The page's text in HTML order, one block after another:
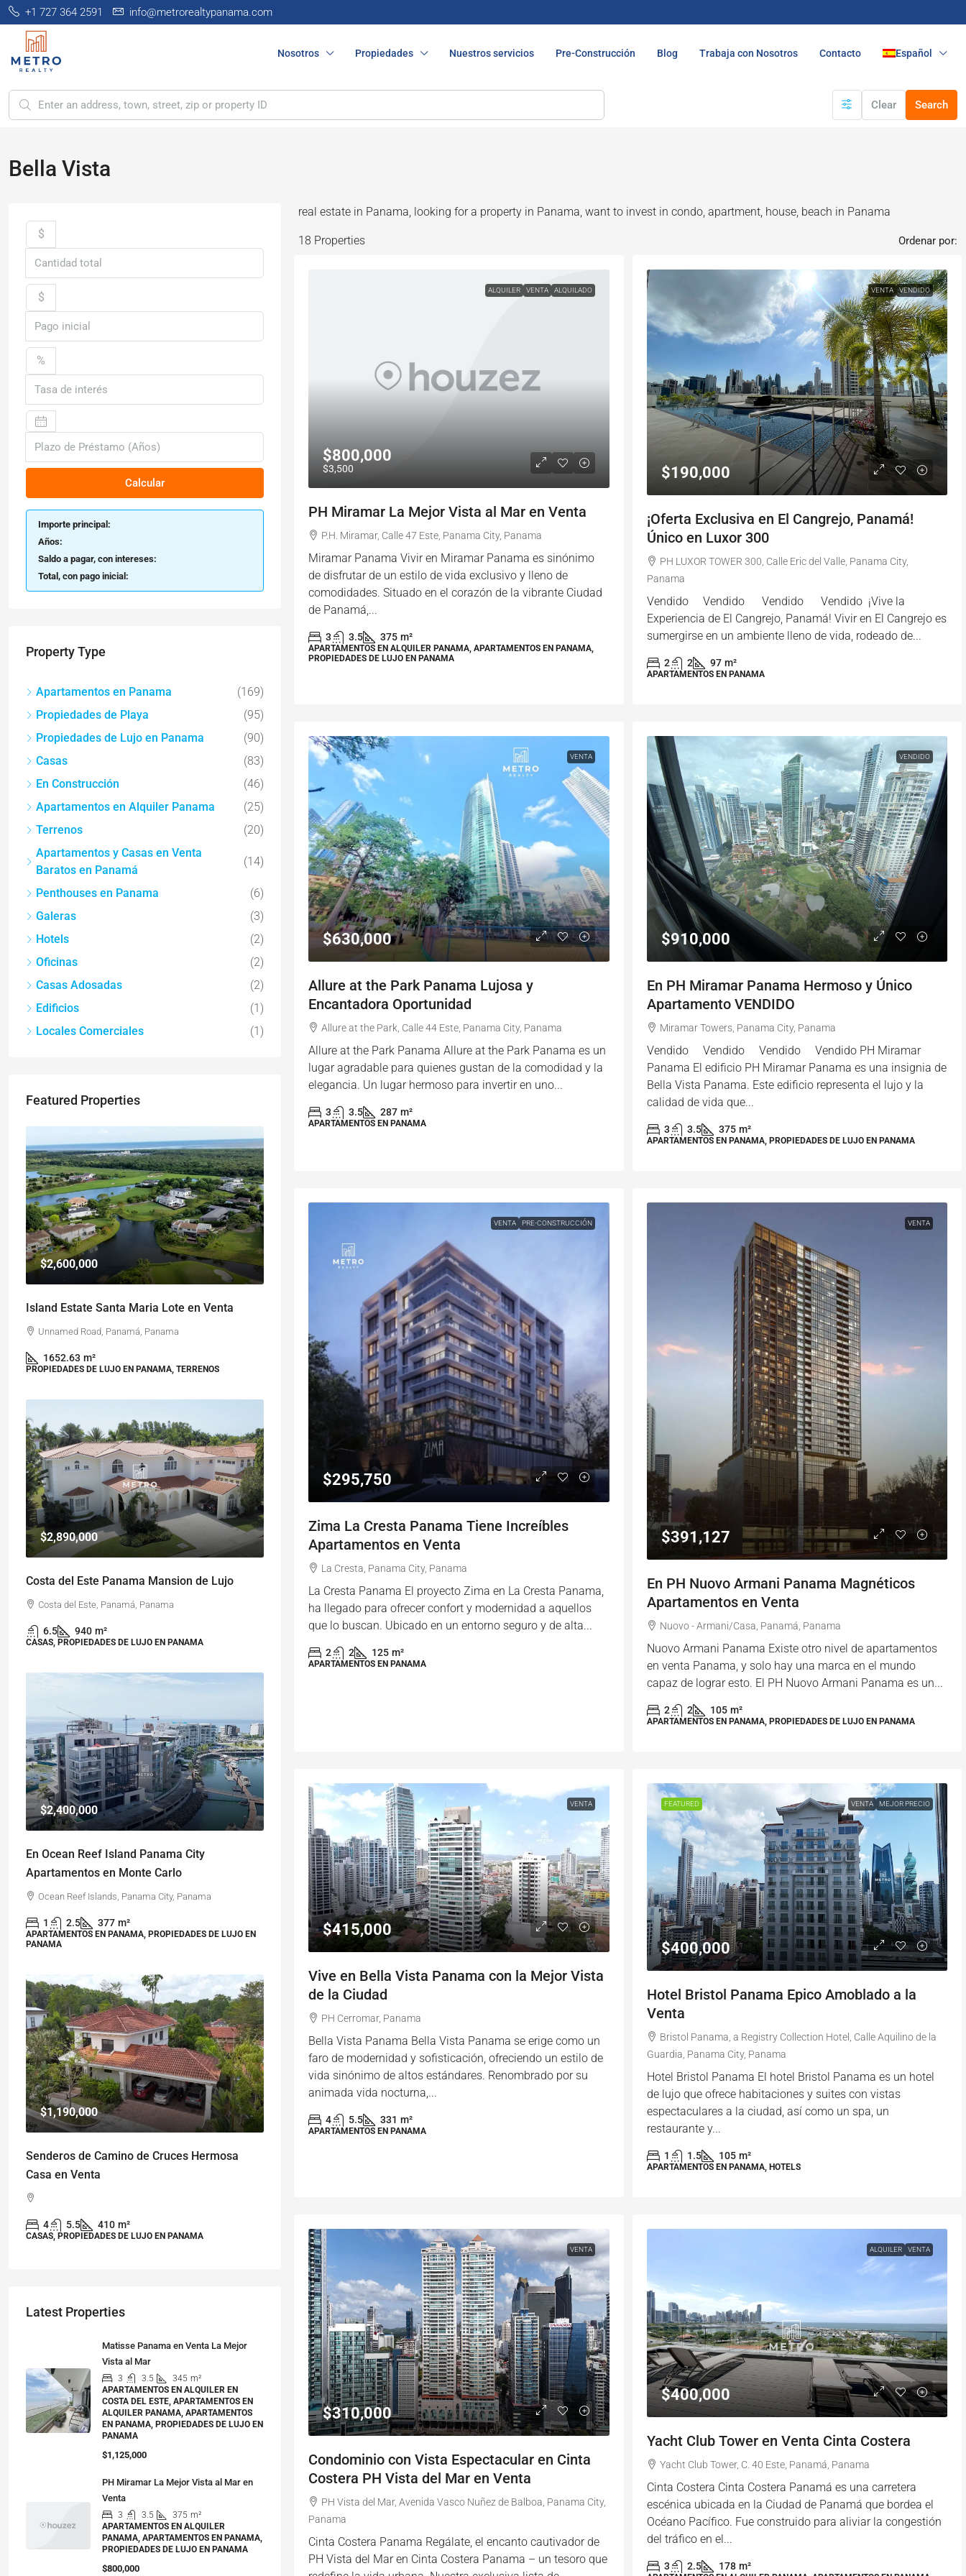
+1 727 364 2591 info@metrorealtypanama.com
Nosotros Propiedades Nuestros servicios Pre-Construcción Blog Trabaja con Nosotros Contacto Español
Clear Search
Bella Vista
real estate in Panama, looking for a property in Panama, want to invest in condo, apartment, house, beach in Panama
18 Properties Ordenar por:
ALQUILER VENTA ALQUILADO
$800,000
$3,500
PH Miramar La Mejor Vista al Mar en Venta
P.H. Miramar, Calle 47 Este, Panama City, Panama
Miramar Panama Vivir en Miramar Panama es sinónimo
de disfrutar de un estilo de vida exclusivo y lleno de
comodidades. Situado en el corazón de la vibrante Ciudad
de Panamá,...
3 3.5 375 m²
APARTAMENTOS EN ALQUILER PANAMA, APARTAMENTOS EN PANAMA,
PROPIEDADES DE LUJO EN PANAMA
VENTA VENDIDO
$190,000
¡Oferta Exclusiva en El Cangrejo, Panamá!
Único en Luxor 300
PH LUXOR TOWER 300, Calle Eric del Valle, Panama City,
Panama
Vendido Vendido Vendido Vendido ¡Vive la
Experiencia de El Cangrejo, Panamá! Vivir en El Cangrejo es
sumergirse en un ambiente lleno de vida, rodeado de...
2 2 97 m²
APARTAMENTOS EN PANAMA
VENTA
$630,000
Allure at the Park Panama Lujosa y
Encantadora Oportunidad
Allure at the Park, Calle 44 Este, Panama City, Panama
Allure at the Park Panama Allure at the Park Panama es un
lugar agradable para quienes gustan de la comodidad y la
elegancia. Un lugar hermoso para invertir en uno...
3 3.5 287 m²
APARTAMENTOS EN PANAMA
VENDIDO
$910,000
En PH Miramar Panama Hermoso y Único
Apartamento VENDIDO
Miramar Towers, Panama City, Panama
Vendido Vendido Vendido Vendido PH Miramar
Panama El edificio PH Miramar Panama es una insignia de
Bella Vista Panama. Este edificio representa el lujo y la
calidad de vida que...
3 3.5 375 m²
APARTAMENTOS EN PANAMA, PROPIEDADES DE LUJO EN PANAMA
VENTA PRE-CONSTRUCCIÓN
$295,750
Zima La Cresta Panama Tiene Increíbles
Apartamentos en Venta
La Cresta, Panama City, Panama
La Cresta Panama El proyecto Zima en La Cresta Panama,
ha llegado para ofrecer confort y modernidad a aquellos
que lo buscan. Ubicado en un entorno seguro y de alta...
2 2 125 m²
APARTAMENTOS EN PANAMA
VENTA
$391,127
En PH Nuovo Armani Panama Magnéticos
Apartamentos en Venta
Nuovo - Armani/Casa, Panamá, Panama
Nuovo Armani Panama Existe otro nivel de apartamentos
en venta Panama, y solo hay una marca en el mundo
capaz de lograr esto. El PH Nuovo Armani Panama es un...
2 2 105 m²
APARTAMENTOS EN PANAMA, PROPIEDADES DE LUJO EN PANAMA
VENTA
$415,000
Vive en Bella Vista Panama con la Mejor Vista
de la Ciudad
PH Cerromar, Panama
Bella Vista Panama Bella Vista Panama se erige como un
faro de modernidad y sofisticación, ofreciendo un estilo de
vida sinónimo de altos estándares. Renombrado por su
animada vida nocturna,...
4 5.5 331 m²
APARTAMENTOS EN PANAMA
FEATURED VENTA MEJOR PRECIO
$400,000
Hotel Bristol Panama Epico Amoblado a la
Venta
Bristol Panama, a Registry Collection Hotel, Calle Aquilino de la
Guardia, Panama City, Panama
Hotel Bristol Panama El hotel Bristol Panama es un hotel
de lujo que ofrece habitaciones y suites con vistas
espectaculares a la ciudad, así como un spa, un
restaurante y...
1 1.5 105 m²
APARTAMENTOS EN PANAMA, HOTELS
VENTA
$310,000
Condominio con Vista Espectacular en Cinta
Costera PH Vista del Mar en Venta
PH Vista del Mar, Avenida Vasco Nuñez de Balboa, Panama City,
Panama
Cinta Costera Panama Regálate, el encanto cautivador de
PH Vista del Mar en Cinta Costera Panama – un tesoro que
ALQUILER VENTA
$400,000
Yacht Club Tower en Venta Cinta Costera
Yacht Club Tower, C. 40 Este, Panamá, Panama
Cinta Costera Cinta Costera Panamá es una carretera
escénica ubicada en la Ciudad de Panamá que bordea el
Océano Pacífico. Fue construido para aliviar la congestión
del tráfico en el...
3 2.5 178 m²
$
$
%
Calcular
Importe principal:
Años:
Saldo a pagar, con intereses:
Total, con pago inicial:
Property Type
Apartamentos en Panama
(169)
Propiedades de Playa
(95)
Propiedades de Lujo en Panama
(90)
Casas
(83)
En Construcción
(46)
Apartamentos en Alquiler Panama
(25)
Terrenos
(20)
Apartamentos y Casas en Venta
Baratos en Panamá
(14)
Penthouses en Panama
(6)
Galeras
(3)
Hotels
(2)
Oficinas
(2)
Casas Adosadas
(2)
Edificios
(1)
Locales Comerciales
(1)
Featured Properties
$2,600,000
Island Estate Santa Maria Lote en Venta
Unnamed Road, Panamá, Panama
1652.63 m²
PROPIEDADES DE LUJO EN PANAMA, TERRENOS
$2,890,000
Costa del Este Panama Mansion de Lujo
Costa del Este, Panamá, Panama
6.5 940 m²
CASAS, PROPIEDADES DE LUJO EN PANAMA
$2,400,000
En Ocean Reef Island Panama City
Apartamentos en Monte Carlo
Ocean Reef Islands, Panama City, Panama
1 2.5 377 m²
APARTAMENTOS EN PANAMA, PROPIEDADES DE LUJO EN
PANAMA
$1,190,000
Senderos de Camino de Cruces Hermosa
Casa en Venta
4 5.5 410 m²
CASAS, PROPIEDADES DE LUJO EN PANAMA
Latest Properties
Matisse Panama en Venta La Mejor
Vista al Mar
3 3.5 345 m²
APARTAMENTOS EN ALQUILER EN
COSTA DEL ESTE, APARTAMENTOS EN
ALQUILER PANAMA, APARTAMENTOS
EN PANAMA, PROPIEDADES DE LUJO EN
PANAMA
$1,125,000
PH Miramar La Mejor Vista al Mar en
Venta
3 3.5 375 m²
APARTAMENTOS EN ALQUILER
PANAMA, APARTAMENTOS EN PANAMA,
PROPIEDADES DE LUJO EN PANAMA
$800,000